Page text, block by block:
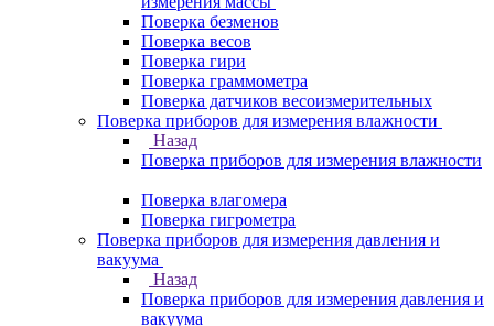
Поверка безменов
Поверка весов
Поверка гири
Поверка граммометра
Поверка датчиков весоизмерительных
Поверка приборов для измерения влажности
Назад
Поверка приборов для измерения влажности
Поверка влагомера
Поверка гигрометра
Поверка приборов для измерения давления и
вакуума
Назад
Поверка приборов для измерения давления и
вакуума